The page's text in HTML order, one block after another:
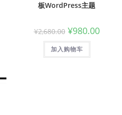
板WordPress主题
¥2,680.00 ¥980.00
加入购物车